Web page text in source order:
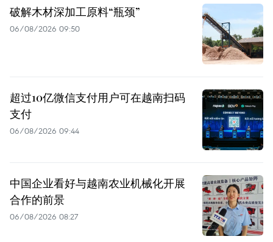
破解木材深加工原料“瓶颈”
06/08/2026 09:50
超过10亿微信支付用户可在越南扫码
支付
06/08/2026 09:44
中国企业看好与越南农业机械化开展
合作的前景
06/08/2026 08:27